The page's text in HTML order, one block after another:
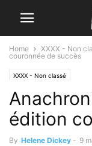
Home XXXX - Non
couronnée de succès
XXXX - Non classé
édition
By Helene Dickey - 9